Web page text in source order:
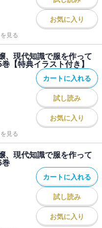
お気に入り
見る
、現代知識で服を作って
【特典イラスト付き】
カートに入れる
試し読み
お気に入り
見る
、現代知識で服を作って
巻
カートに入れる
試し読み
お気に入り